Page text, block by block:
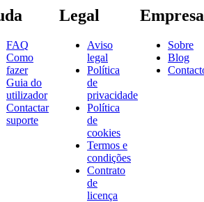
FAQ
Como
fazer
Guia do
utilizador
Contactar
suporte
Legal
Aviso
legal
Política
de
privacidade
Política
de
cookies
Termos e
condições
Contrato
de
licença
Empresa
Sobre
Blog